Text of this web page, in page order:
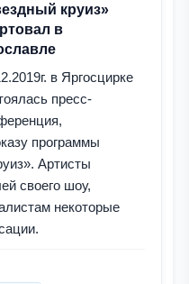
круиз»
в
в Яргосцирке
пресс-
программы
Артисты
своего шоу,
некоторые